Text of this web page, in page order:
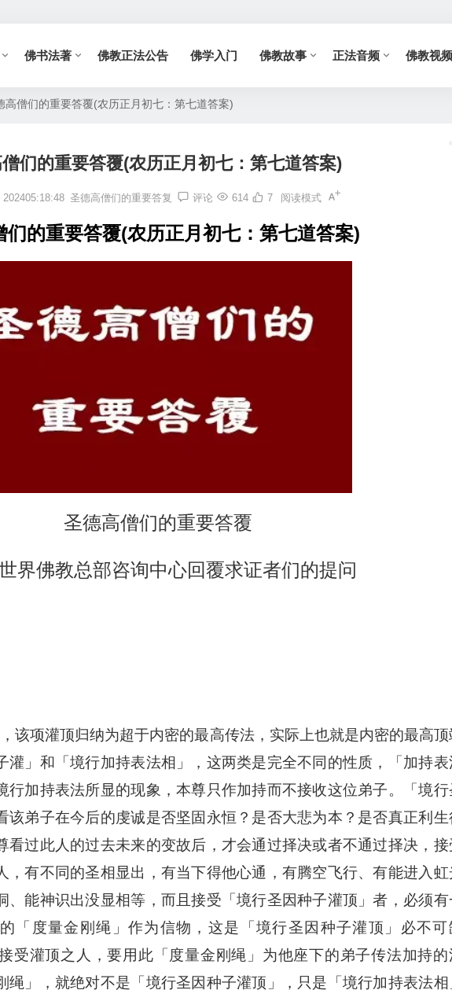
佛书法著 佛教正法公告 佛学入门 佛教故事 正法音频 佛教视频
高僧们的重要答覆(农历正月初七：第七道答案)
们的重要答覆(农历正月初七：第七道答案)
圣德高僧们的重要答复 评论 614 7 阅读模式
们的重要答覆(农历正月初七：第七道答案)
圣德高僧们的重要答覆
佛教总部咨询中心回覆求证者们的提问
项灌顶归纳为超于内密的最高传法，实际上也就是内密的最高顶
灌」和「境行加持表法相」，这两类是完全不同的性质，「加持表
行加持表法所显的现象，本尊只作加持而不接收这位弟子。「境行
该弟子在今后的虔诚是否坚固永恒？是否大悲为本？是否真正利生
看过此人的过去未来的变故后，才会通过择决或者不通过择决，接
，有不同的圣相显出，有当下得他心通，有腾空飞行、有能进入虹
、能神识出没显相等，而且接受「境行圣因种子灌顶」者，必须有
「度量金刚绳」作为信物，这是「境行圣因种子灌顶」必不可
受灌顶之人，要用此「度量金刚绳」为他座下的弟子传法加持的
绳」，就绝对不是「境行圣因种子灌顶」，只是「境行加持表法相